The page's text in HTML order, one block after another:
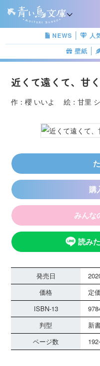
NEWS 人
壁紙
近くて遠くて、甘
作：櫻 いいよ 絵：甘里
購
みんな
読み
発売日
価格
定
ISBN-13
判型
新
ページ数